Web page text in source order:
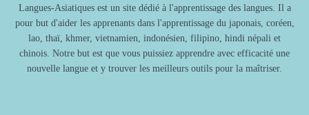
Langues-Asiatiques est un site dédié à l'apprentissage des langues. Il a
pour but d'aider les apprenants dans l'apprentissage du japonais, coréen,
lao, thaï, khmer, vietnamien, indonésien, filipino, hindi népali et
chinois. Notre but est que vous puissiez apprendre avec efficacité une
nouvelle langue et y trouver les meilleurs outils pour la maîtriser.